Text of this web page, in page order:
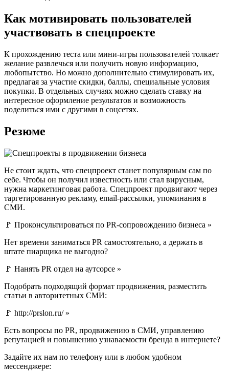
Как мотивировать пользователей
участвовать в спецпроекте
К прохождению теста или мини-игры пользователей толкает
желание развлечься или получить новую информацию,
любопытство. Но можно дополнительно стимулировать их,
предлагая за участие скидки, баллы, специальные условия
покупки. В отдельных случаях можно сделать ставку на
интересное оформление результатов и возможность
поделиться ими с другими в соцсетях.
Резюме
Не стоит ждать, что спецпроект станет популярным сам по
себе. Чтобы он получил известность или стал вирусным,
нужна маркетинговая работа. Спецпроект продвигают через
таргетированную рекламу, email-рассылки, упоминания в
СМИ.
🚩 Проконсультироваться по PR-сопровождению бизнеса »
Нет времени заниматься PR самостоятельно, а держать в
штате пиарщика не выгодно?
🚩 Нанять PR отдел на аутсорсе »
Подобрать подходящий формат продвижения, разместить
статьи в авторитетных СМИ:
🚩 http://prslon.ru/ »
Есть вопросы по PR, продвижению в СМИ, управлению
репутацией и повышению узнаваемости бренда в интернете?
Задайте их нам по телефону или в любом удобном
мессенджере: